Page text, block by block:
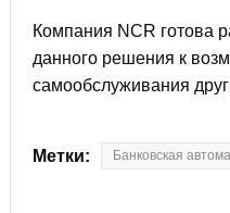
Компания NCR готова
данного решения к
самообслуживания
Метки: Банковская